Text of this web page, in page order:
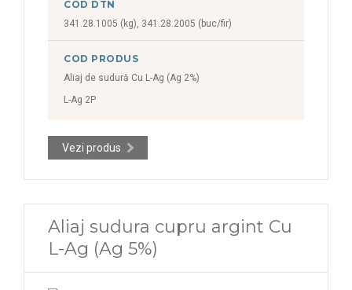
COD DTN
341.28.1005 (kg), 341.28.2005 (buc/fir)
COD PRODUS
Aliaj de sudură Cu L-Ag (Ag 2%)
L-Ag 2P
Vezi produs
Aliaj sudura cupru argint Cu
L-Ag (Ag 5%)